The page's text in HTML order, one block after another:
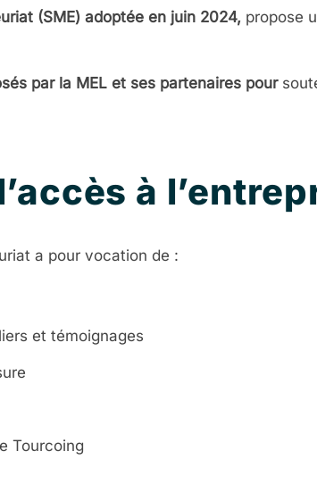
(SME) adoptée en juin 2024, propose
par la MEL et ses partenaires pour
à
a pour vocation de :
et témoignages
Tourcoing